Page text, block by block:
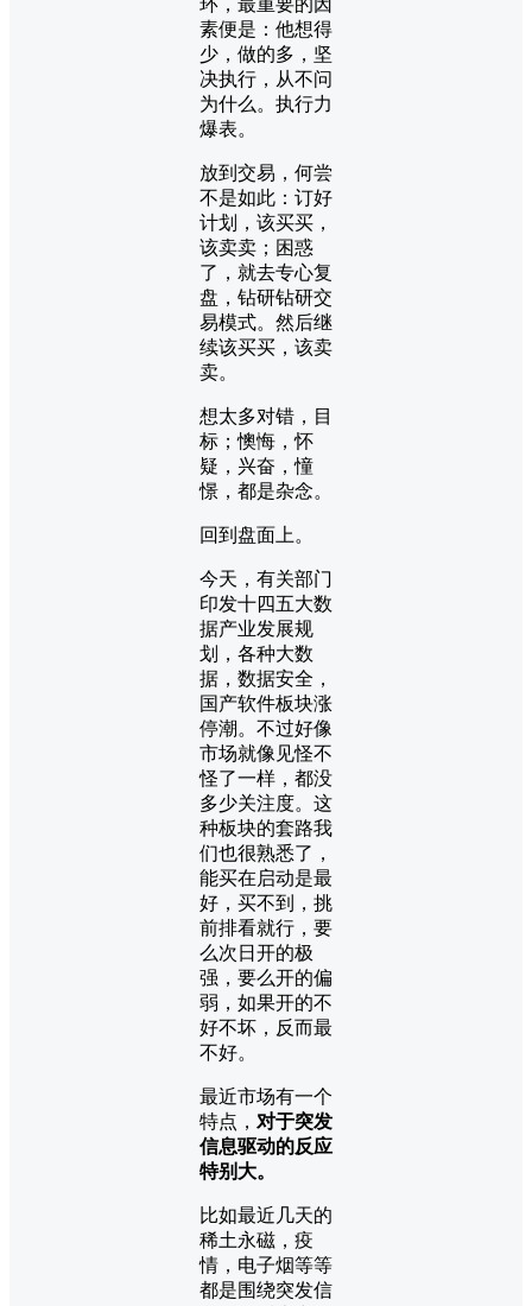
素便是：他想得
少，做的多，坚
决执行，从不问
为什么。执行力
爆表。
放到交易，何尝
不是如此：订好
计划，该买买，
该卖卖；困惑
了，就去专心复
盘，钻研钻研交
易模式。然后继
续该买买，该卖
卖。
想太多对错，目
标；懊悔，怀
疑，兴奋，憧
憬，都是杂念。
回到盘面上。
今天，有关部门
印发十四五大数
据产业发展规
划，各种大数
据，数据安全，
国产软件板块涨
停潮。不过好像
市场就像见怪不
怪了一样，都没
多少关注度。这
种板块的套路我
们也很熟悉了，
能买在启动是最
好，买不到，挑
前排看就行，要
么次日开的极
强，要么开的偏
弱，如果开的不
好不坏，反而最
不好。
最近市场有一个
特点， 对于突发
信息驱动的反应
特别大。
比如最近几天的
稀土永磁，疫
情，电子烟等等
都是围绕突发信